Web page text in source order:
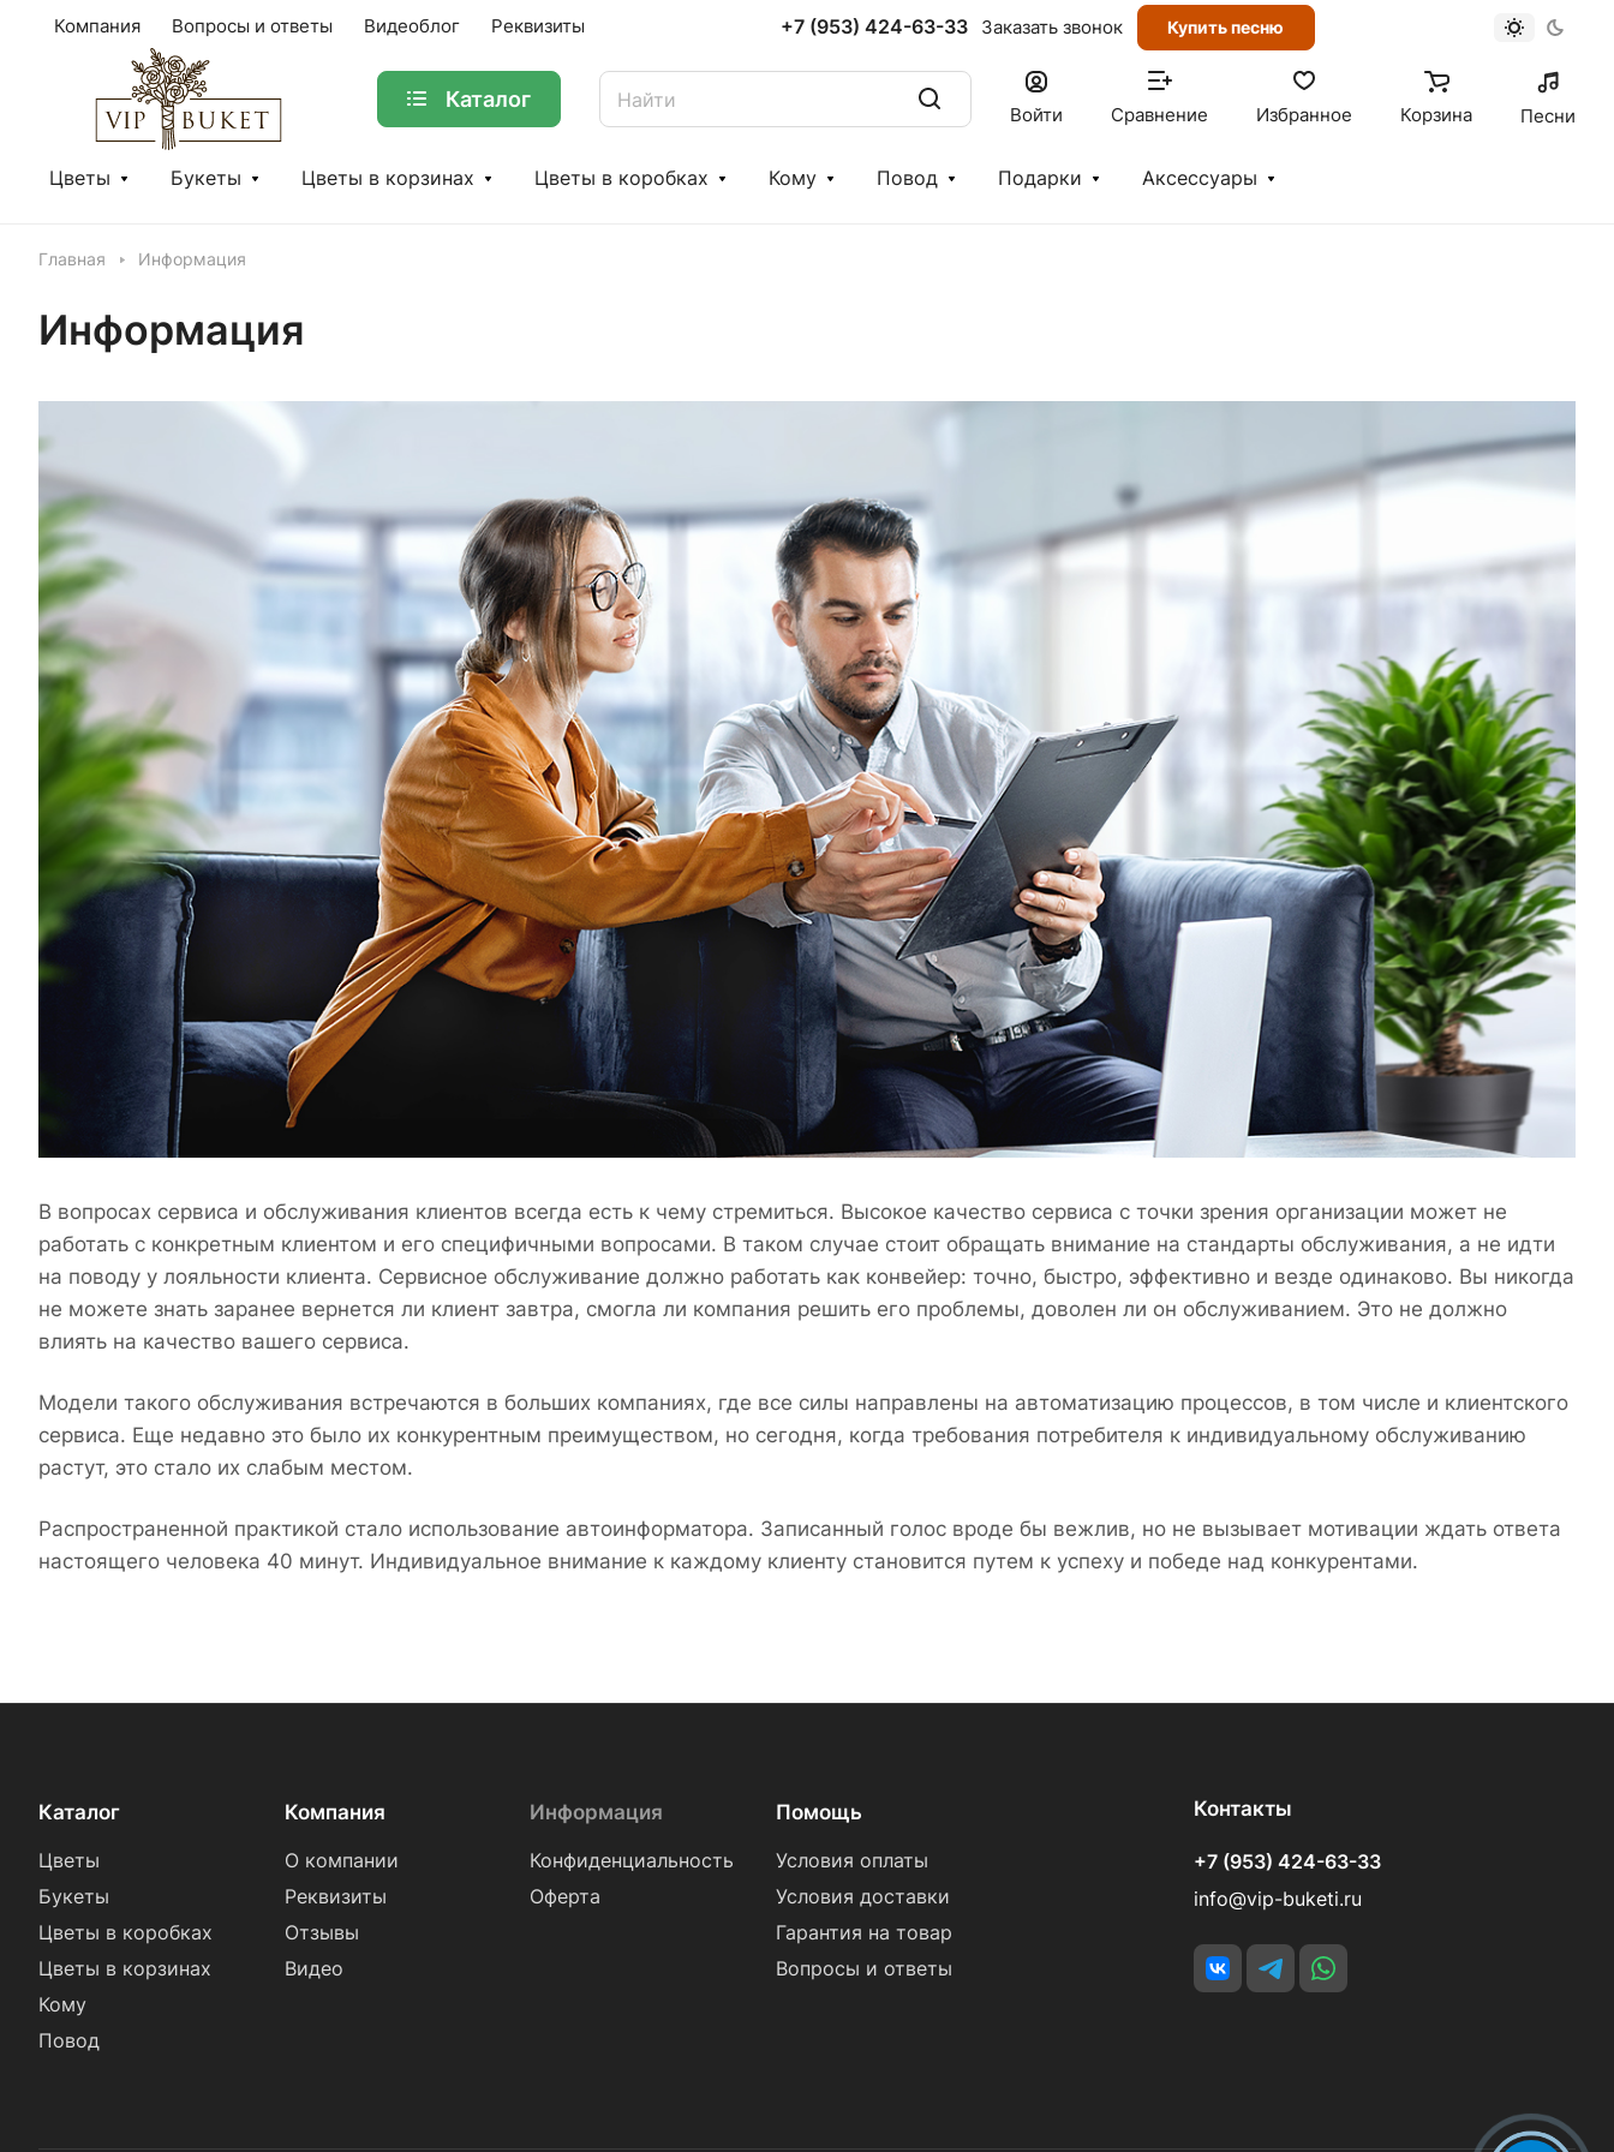
Компания Вопросы и ответы Видеоблог Реквизиты +7 (953) 424-63-33 Заказать звонок Купить песню
Каталог
Войти Сравнение Избранное Корзина Песни
Цветы Букеты Цветы в корзинах Цветы в коробках Кому Повод Подарки Аксессуары
Главная Информация
Информация
В вопросах сервиса и обслуживания клиентов всегда есть к чему стремиться. Высокое качество сервиса с точки зрения организации может не
работать с конкретным клиентом и его специфичными вопросами. В таком случае стоит обращать внимание на стандарты обслуживания, а не идти
на поводу у лояльности клиента. Сервисное обслуживание должно работать как конвейер: точно, быстро, эффективно и везде одинаково. Вы никогда
не можете знать заранее вернется ли клиент завтра, смогла ли компания решить его проблемы, доволен ли он обслуживанием. Это не должно
влиять на качество вашего сервиса.
Модели такого обслуживания встречаются в больших компаниях, где все силы направлены на автоматизацию процессов, в том числе и клиентского
сервиса. Еще недавно это было их конкурентным преимуществом, но сегодня, когда требования потребителя к индивидуальному обслуживанию
растут, это стало их слабым местом.
Распространенной практикой стало использование автоинформатора. Записанный голос вроде бы вежлив, но не вызывает мотивации ждать ответа
настоящего человека 40 минут. Индивидуальное внимание к каждому клиенту становится путем к успеху и победе над конкурентами.
Каталог
Цветы
Букеты
Цветы в коробках
Цветы в корзинах
Кому
Повод
Компания
О компании
Реквизиты
Отзывы
Видео
Информация
Конфиденциальность
Оферта
Помощь
Условия оплаты
Условия доставки
Гарантия на товар
Вопросы и ответы
Контакты
+7 (953) 424-63-33
info@vip-buketi.ru